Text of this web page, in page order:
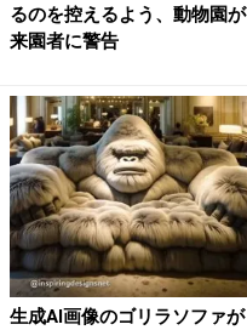
るのを控えるよう、動物園が
来園者に警告
生成AI画像のゴリラソファが